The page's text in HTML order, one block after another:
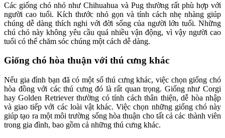
Các giống chó nhỏ như Chihuahua và Pug thường rất phù hợp với
người cao tuổi. Kích thước nhỏ gọn và tính cách nhẹ nhàng giúp
chúng dễ dàng thích nghi với đời sống của người lớn tuổi. Những
chú chó này không yêu cầu quá nhiều vận động, vì vậy người cao
tuổi có thể chăm sóc chúng một cách dễ dàng.
Giống chó hòa thuận với thú cưng khác
Nếu gia đình bạn đã có một số thú cưng khác, việc chọn giống chó
hòa đồng với các thú cưng đó là rất quan trọng. Giống như Corgi
hay Golden Retriever thường có tính cách thân thiện, dễ hòa nhập
và giao tiếp với các loài vật khác. Việc chọn những giống chó này
giúp tạo ra một môi trường sống hòa thuận cho tất cả các thành viên
trong gia đình, bao gồm cả những thú cưng khác.